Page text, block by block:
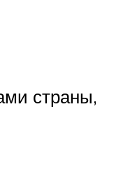
страны,